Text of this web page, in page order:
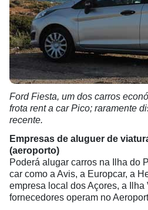
Ford Fiesta, um dos carros
frota rent a car Pico; raramente
recente.
Empresas de aluguer de
(aeroporto)
Poderá alugar carros na Ilha do
car como a Avis, a Europcar, a
empresa local dos Açores, a Ilha
fornecedores operam no